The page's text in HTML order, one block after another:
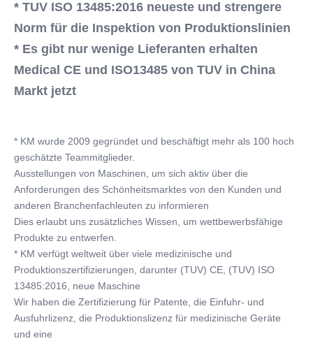
* TUV ISO 13485:2016 neueste und strengere
Norm für die Inspektion von Produktionslinien
* Es gibt nur wenige Lieferanten erhalten
Medical CE und ISO13485 von TUV in China
Markt jetzt
* KM wurde 2009 gegründet und beschäftigt mehr als 100 hoch
geschätzte Teammitglieder.
Ausstellungen von Maschinen, um sich aktiv über die
Anforderungen des Schönheitsmarktes von den Kunden und
anderen Branchenfachleuten zu informieren
Dies erlaubt uns zusätzliches Wissen, um wettbewerbsfähige
Produkte zu entwerfen.
* KM verfügt weltweit über viele medizinische und
Produktionszertifizierungen, darunter (TUV) CE, (TUV) ISO
13485:2016, neue Maschine
Wir haben die Zertifizierung für Patente, die Einfuhr- und
Ausfuhrlizenz, die Produktionslizenz für medizinische Geräte
und eine